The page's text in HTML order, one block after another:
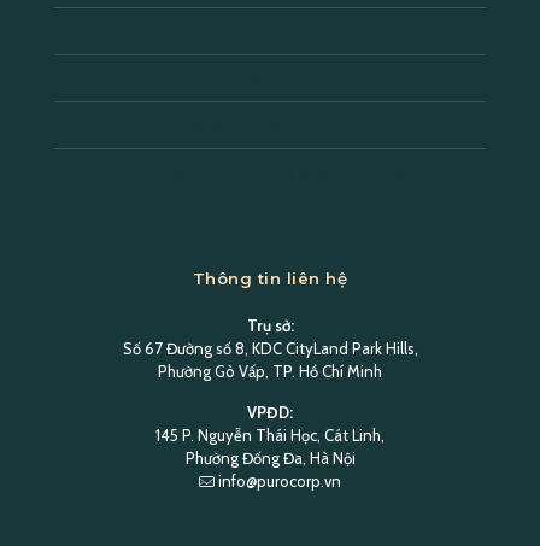
Thông tin liên hệ
Trụ sở:
Số 67 Đường số 8, KDC CityLand Park Hills,
Phường Gò Vấp, TP. Hồ Chí Minh
VPĐD:
145 P. Nguyễn Thái Học, Cát Linh,
Phường Đống Đa, Hà Nội
info@purocorp.vn